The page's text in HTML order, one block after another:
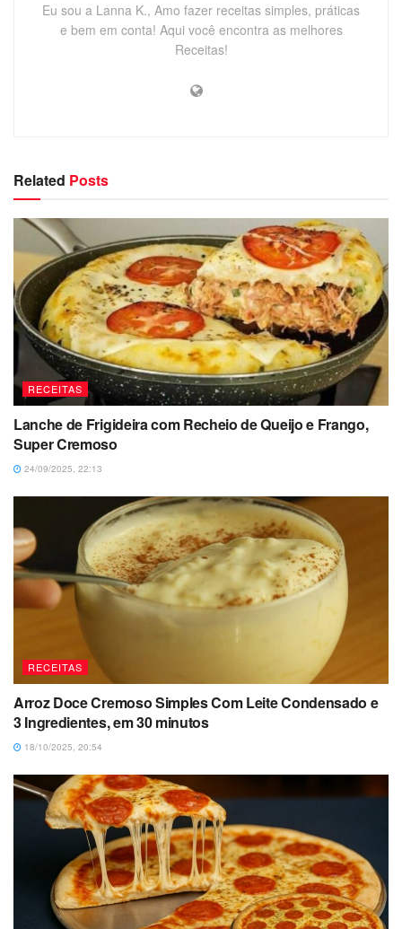
Eu sou a Lanna K., Amo fazer receitas simples, práticas
e bem em conta! Aqui você encontra as melhores
Receitas!
Related Posts
RECEITAS
Lanche de Frigideira com Recheio de Queijo e Frango,
Super Cremoso
24/09/2025, 22:13
RECEITAS
Arroz Doce Cremoso Simples Com Leite Condensado e
3 Ingredientes, em 30 minutos
18/10/2025, 20:54